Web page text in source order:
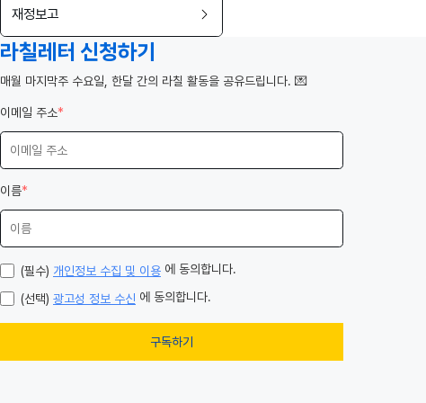
재정보고
라칠레터 신청하기
️매월 마지막주 수요일, 한달 간의 라칠 활동을 공유드립니다. 💌
이메일 주소*
이름*
(필수) 개인정보 수집 및 이용 에 동의합니다.
(선택) 광고성 정보 수신 에 동의합니다.
구독하기